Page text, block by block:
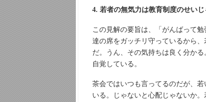
4. 若者の無気力は教育制度のせいじ
この見解の要旨は、「がんばって
達の席をガッチリ守っているから
だ。うん、その気持ちは良く分か
自覚している。
茶会ではいつも言ってるのだが、
いる。じゃないと心配じゃないか